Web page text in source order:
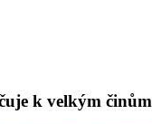
k velkým činům